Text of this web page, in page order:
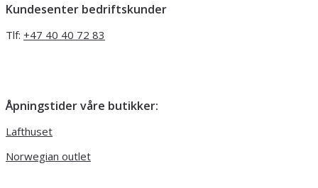
Kundesenter bedriftskunder
Tlf: +47 40 40 72 83
Åpningstider våre butikker:
Lafthuset
Norwegian outlet